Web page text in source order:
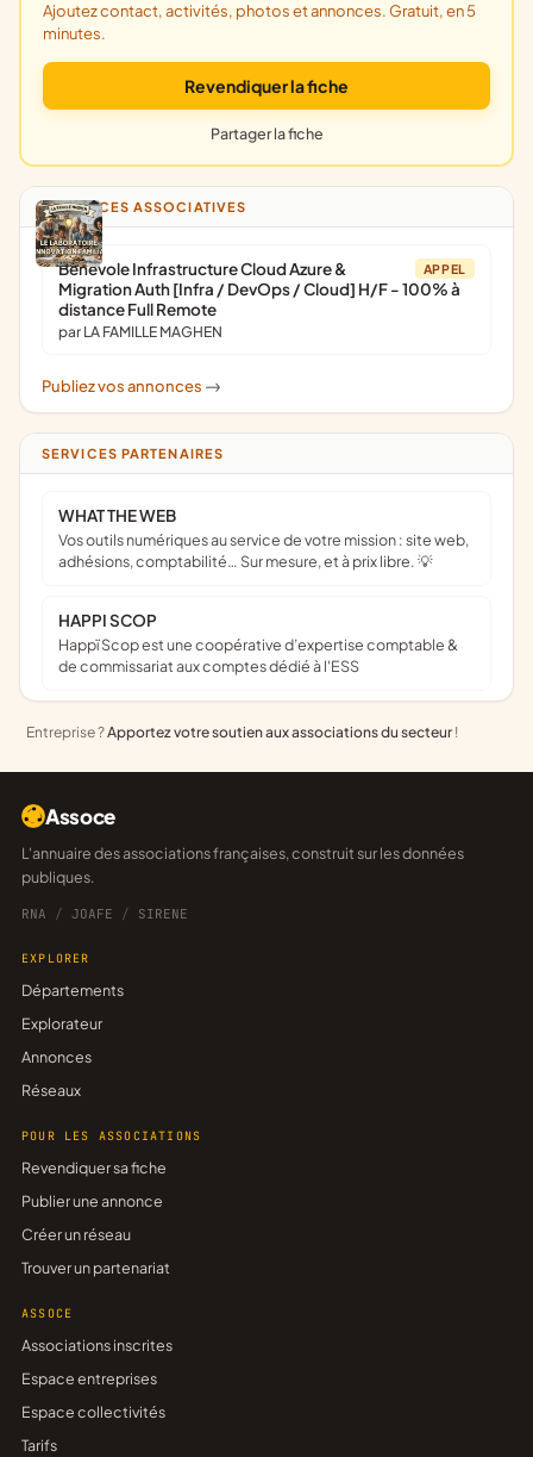
Ajoutez contact, activités, photos et annonces. Gratuit, en 5
minutes.
Revendiquer la fiche
Partager la fiche
ANNONCES ASSOCIATIVES
APPEL
Bénévole Infrastructure Cloud Azure &
Migration Auth [Infra / DevOps / Cloud] H/F - 100% à
distance Full Remote
par LA FAMILLE MAGHEN
Publiez vos annonces ->
SERVICES PARTENAIRES
WHAT THE WEB
Vos outils numériques au service de votre mission : site web,
adhésions, comptabilité… Sur mesure, et à prix libre. 💡
HAPPI SCOP
Happï Scop est une coopérative d’expertise comptable &
de commissariat aux comptes dédié à l'ESS
Entreprise ?Apportez votre soutien aux associations du secteur !
Assoce
L'annuaire des associations françaises, construit sur les données
publiques.
RNA / JOAFE / SIRENE
EXPLORER
Départements
Explorateur
Annonces
Réseaux
POUR LES ASSOCIATIONS
Revendiquer sa fiche
Publier une annonce
Créer un réseau
Trouver un partenariat
ASSOCE
Associations inscrites
Espace entreprises
Espace collectivités
Tarifs